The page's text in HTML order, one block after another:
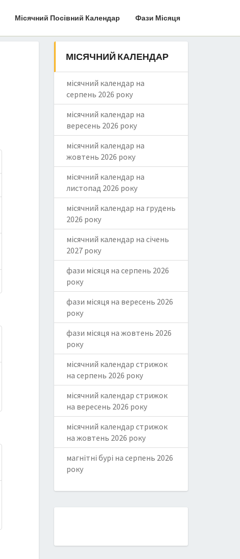
Місячний Посівний Календар Фази Місяця
МІСЯЧНИЙ КАЛЕНДАР
місячний календар на
серпень 2026 року
місячний календар на
вересень 2026 року
місячний календар на
жовтень 2026 року
місячний календар на
листопад 2026 року
місячний календар на грудень
2026 року
місячний календар на січень
2027 року
фази місяця на серпень 2026
року
фази місяця на вересень 2026
року
фази місяця на жовтень 2026
року
місячний календар стрижок
на серпень 2026 року
місячний календар стрижок
на вересень 2026 року
місячний календар стрижок
на жовтень 2026 року
магнітні бурі на серпень 2026
року